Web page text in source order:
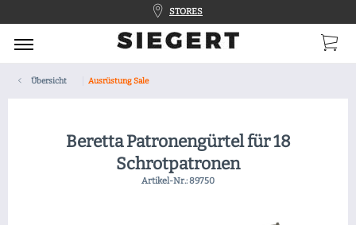
STORES
Übersicht Ausrüstung Sale
Beretta Patronengürtel für 18
Schrotpatronen
Artikel-Nr.:89750